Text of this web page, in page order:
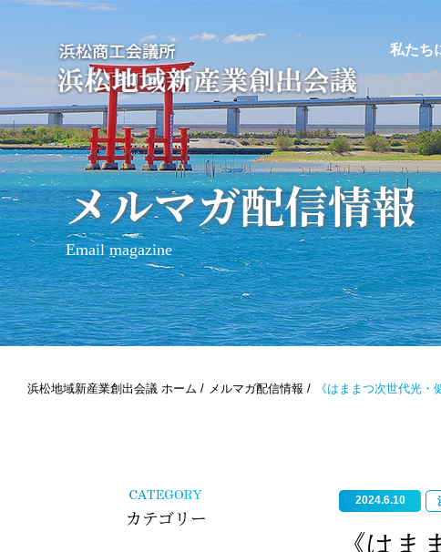
私たち
メルマガ配信情報
Email magazine
浜松地域新産業創出会議 ホーム メルマガ配信情報 《はままつ次世代光
カテゴリー
2024.6.10
《は